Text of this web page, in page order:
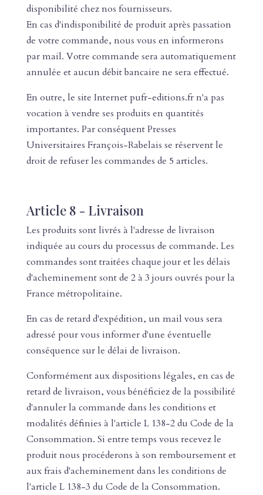
disponibilité chez nos fournisseurs.
En cas d'indisponibilité de produit après passation
de votre commande, nous vous en informerons
par mail. Votre commande sera automatiquement
annulée et aucun débit bancaire ne sera effectué.
En outre, le site Internet pufr-editions.fr n'a pas
vocation à vendre ses produits en quantités
importantes. Par conséquent Presses
Universitaires François-Rabelais se réservent le
droit de refuser les commandes de 5 articles.
Article 8 - Livraison
Les produits sont livrés à l'adresse de livraison
indiquée au cours du processus de commande. Les
commandes sont traitées chaque jour et les délais
d'acheminement sont de 2 à 3 jours ouvrés pour la
France métropolitaine.
En cas de retard d'expédition, un mail vous sera
adressé pour vous informer d'une éventuelle
conséquence sur le délai de livraison.
Conformément aux dispositions légales, en cas de
retard de livraison, vous bénéficiez de la possibilité
d'annuler la commande dans les conditions et
modalités définies à l'article L 138-2 du Code de la
Consommation. Si entre temps vous recevez le
produit nous procéderons à son remboursement et
aux frais d'acheminement dans les conditions de
l'article L 138-3 du Code de la Consommation.